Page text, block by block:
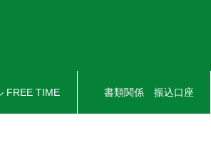
FREE TIME 書類関係 振込口座